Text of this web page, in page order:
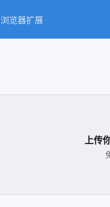
浏览器扩展
上传